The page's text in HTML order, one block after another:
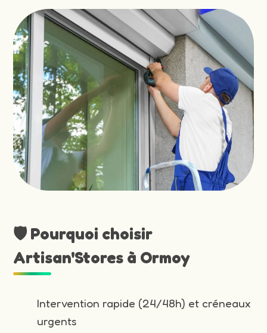
🛡️ Pourquoi choisir
Artisan'Stores à Ormoy
Intervention rapide (24/48h) et créneaux
urgents